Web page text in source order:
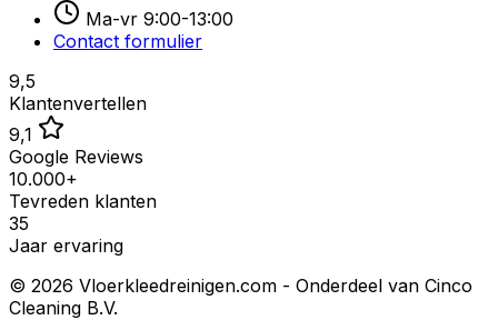
Ma-vr 9:00-13:00
Contact formulier
9,5
Klantenvertellen
9,1
Google Reviews
10.000+
Tevreden klanten
35
Jaar ervaring
© 2026 Vloerkleedreinigen.com - Onderdeel van Cinco
Cleaning B.V.